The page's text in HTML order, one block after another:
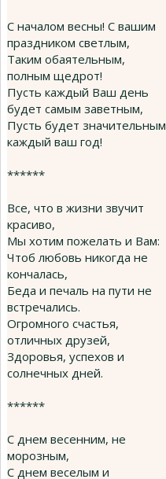
С началом весны! С вашим
праздником светлым,
Таким обаятельным,
полным щедрот!
Пусть каждый Ваш день
будет самым заветным,
Пусть будет значительным
каждый ваш год!
******
Все, что в жизни звучит
красиво,
Мы хотим пожелать и Вам:
Чтоб любовь никогда не
кончалась,
Беда и печаль на пути не
встречались.
Огромного счастья,
отличных друзей,
Здоровья, успехов и
солнечных дней.
******
С днем весенним, не
морозным,
С днем веселым и